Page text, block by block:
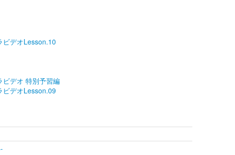
ビデオLesson.10
デオ 特別予習編
ビデオLesson.09